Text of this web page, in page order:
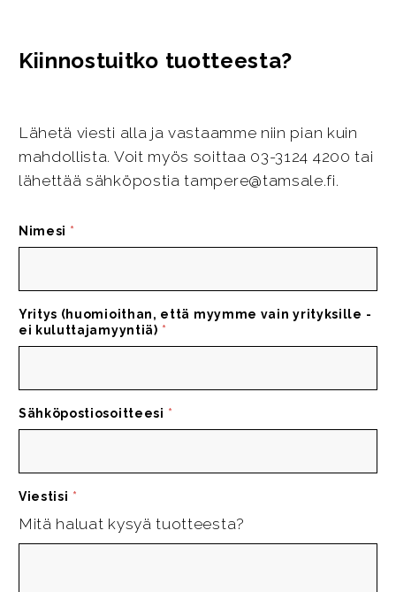
Kiinnostuitko tuotteesta?
Lähetä viesti alla ja vastaamme niin pian kuin
mahdollista. Voit myös soittaa 03-3124 4200 tai
lähettää sähköpostia tampere@tamsale.fi.
Nimesi *
Yritys (huomioithan, että myymme vain yrityksille -
ei kuluttajamyyntiä) *
Sähköpostiosoitteesi *
Viestisi *
Mitä haluat kysyä tuotteesta?